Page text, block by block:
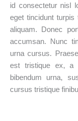
id consectetur nisl
eget tincidunt
aliquam. Donec
accumsan. Nunc
urna cursus.
est tristique ex, a
bibendum urna,
cursus tristique